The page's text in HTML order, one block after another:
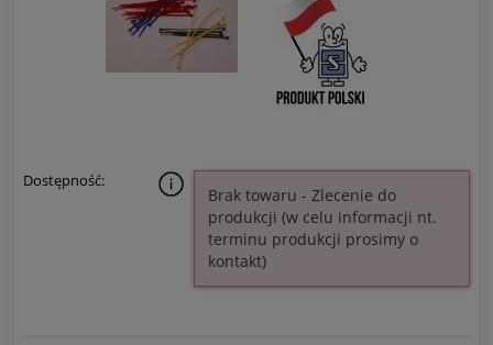
Dostępność:
Brak towaru - Zlecenie do
produkcji (w celu informacji nt.
terminu produkcji prosimy o
kontakt)